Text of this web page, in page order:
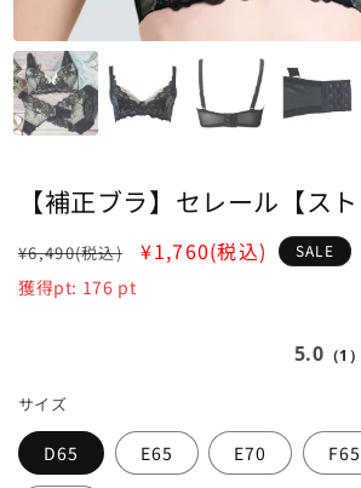
【補正ブラ】セレール【ス
通
常
¥6,490(税込) SALE
¥1,760(税込) SALE
獲得pt: 176 pt
5.0 （1）
サイズ
D65 E65 E70 F65